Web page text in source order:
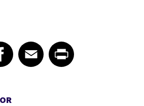
article on Facebook
Facebook
Share article on Email
EmailShare article on Print